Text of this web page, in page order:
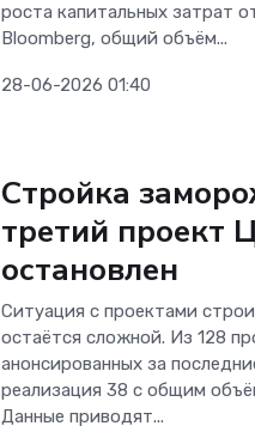
роста капитальных затрат
Bloomberg, общий объём...
28-06-2026 01:40
Стройка
третий проект
остановлен
Ситуация с проектами
остаётся сложной. Из 128
анонсированных за
реализация 38 с общим
Данные приводят...